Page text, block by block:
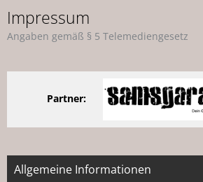
Impressum
Angaben gemäß § 5 Telemediengesetz
Partner:
Allgemeine Informationen